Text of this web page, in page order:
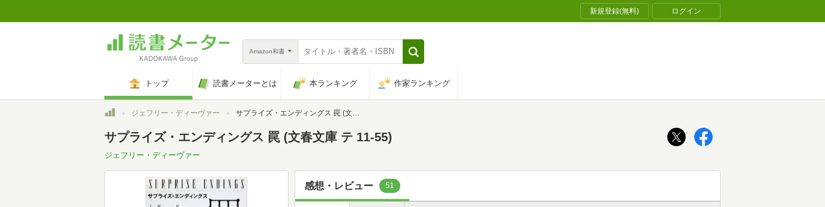
新規登録(無料) ログイン
Amazon和書
トップ 読書メーターとは 本ランキング 作家ランキング
トップジェフリー・ディーヴァー サプライズ・エンディングス 罠 (文春文庫 テ 11-55)
サプライズ・エンディングス 罠 (文春文庫 テ 11-55)
ジェフリー・ディーヴァー
感想・レビュー 51